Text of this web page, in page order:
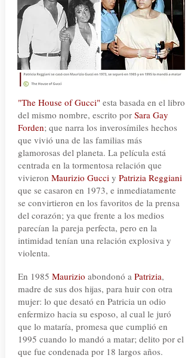
"The House of Gucci" esta basada en el libro
del mismo nombre, escrito por Sara Gay
Forden; que narra los inverosímiles hechos
que vivió una de las familias más
glamorosas del planeta. La película está
centrada en la tormentosa relación que
vivieron Maurizio Gucciy Patrizia Reggiani
que se casaron en 1973, e inmediatamente
se convirtieron en los favoritos de la prensa
del corazón; ya que frente a los medios
parecían la pareja perfecta, pero en la
intimidad tenían una relación explosiva y
violenta.
En 1985 Maurizio abondonó a Patrizia,
madre de sus dos hijas, para huir con otra
mujer: lo que desató en Patricia un odio
enfermizo hacia su esposo, al cual le juró
que lo mataría, promesa que cumplió en
1995 cuando lo mandó a matar; delito por el
que fue condenada por 18 largos años.